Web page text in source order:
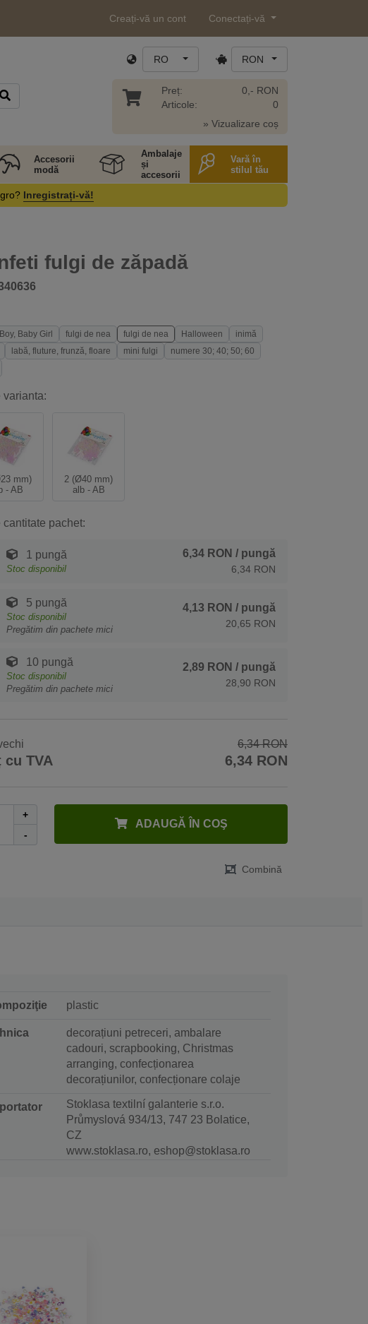
Creați-vă un cont Conectați-vă
RO RON
Preț:
Articole:
0,- RON
0
» Vizualizare coș
Accesorii
modă
Ambalaje
și
accesorii
Vară în
stilul tău
Inregistrați-vă!
fulgi de zăpadă
Baby Girl fulgi de nea fulgi de nea Halloween
inimă
labă, fluture, frunză, floare mini fulgi
numere 30; 40; 50; 60
varianta:
mm)
- AB
2 (Ø40 mm)
alb - AB
cantitate pachet:
1 pungă
Stoc disponibil
6,34 RON / pungă
6,34 RON
5 pungă
Stoc disponibil
Pregătim din pachete mici
4,13 RON / pungă
20,65 RON
10 pungă
Stoc disponibil
Pregătim din pachete mici
2,89 RON / pungă
28,90 RON
6,34 RON
cu TVA 6,34 RON
+
-
ADAUGĂ ÎN COŞ
Combină
plastic
decorațiuni petreceri, ambalare
cadouri, scrapbooking, Christmas
arranging, confecționarea
decorațiunilor, confecționare colaje
Stoklasa textilní galanterie s.r.o.
Průmyslová 934/13, 747 23 Bolatice,
CZ
www.stoklasa.ro, eshop@stoklasa.ro